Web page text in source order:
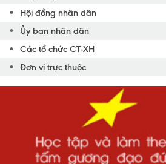
Hội đồng nhân dân
Ủy ban nhân dân
Các tổ chức CT-XH
Đơn vị trực thuộc